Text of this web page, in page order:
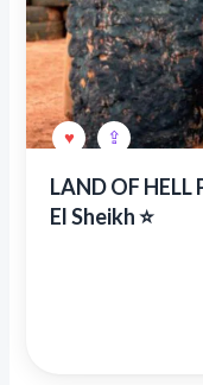
LAND OF
El Sheikh ⭐